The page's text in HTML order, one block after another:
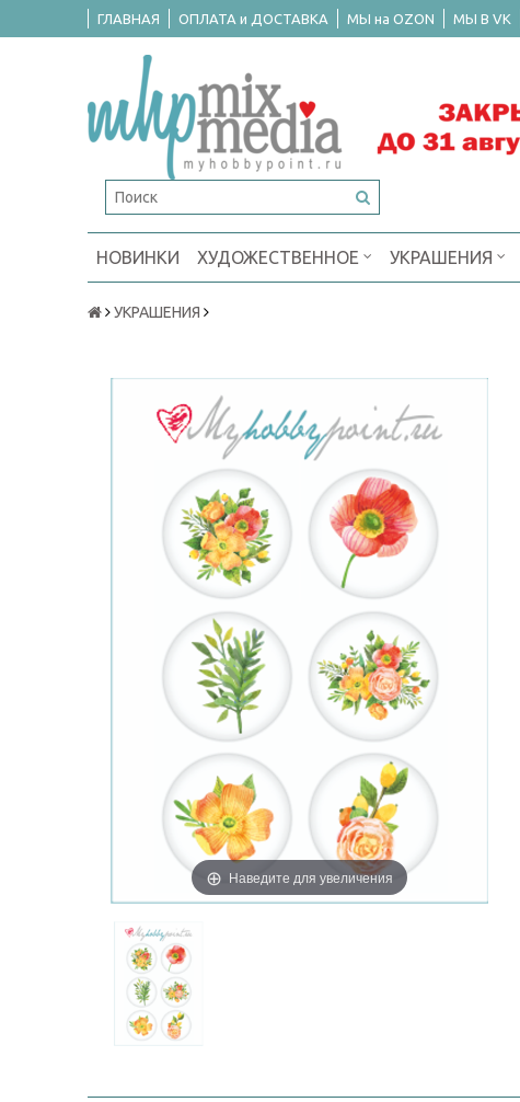
ГЛАВНАЯ ОПЛАТА и ДОСТАВКА МЫ на OZON МЫ В VK
НОВИНКИ ХУДОЖЕСТВЕННОЕ УКРАШЕНИЯ
УКРАШЕНИЯ
Наведите для увеличения